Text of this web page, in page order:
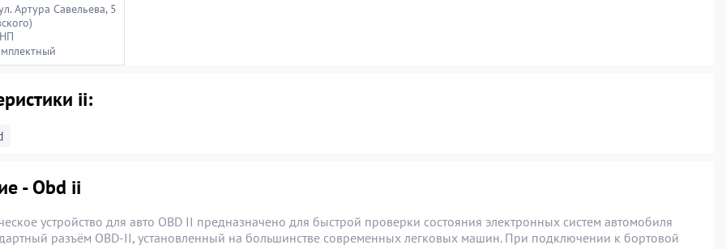
Артура Савельева, 5
ii:
- Obd ii
устройство для авто OBD II предназначено для быстрой проверки состояния электронных систем автомобиля
разъём OBD-II, установленный на большинстве современных легковых машин. При подключении к бортовой